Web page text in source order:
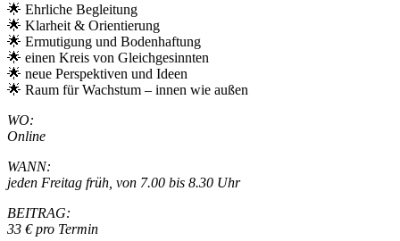
🌟 Ehrliche Begleitung
🌟 Klarheit & Orientierung
🌟 Ermutigung und Bodenhaftung
🌟 einen Kreis von Gleichgesinnten
🌟 neue Perspektiven und Ideen
🌟 Raum für Wachstum – innen wie außen
WO:
Online
WANN:
jeden Freitag früh, von 7.00 bis 8.30 Uhr
BEITRAG:
33 € pro Termin